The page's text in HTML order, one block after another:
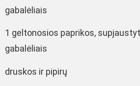
gabalėliais
1 geltonosios paprikos,
gabalėliais
druskos ir pipirų